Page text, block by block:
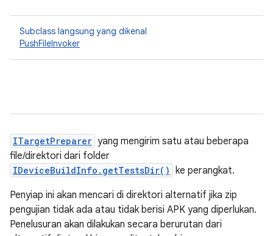
Subclass langsung yang dikenal
PushFileInvoker
ITargetPreparer yang mengirim satu atau beberapa
file/direktori dari folder
IDeviceBuildInfo.getTestsDir() ke perangkat.
Penyiap ini akan mencari di direktori alternatif jika zip
pengujian tidak ada atau tidak berisi APK yang diperlukan.
Penelusuran akan dilakukan secara berurutan dari